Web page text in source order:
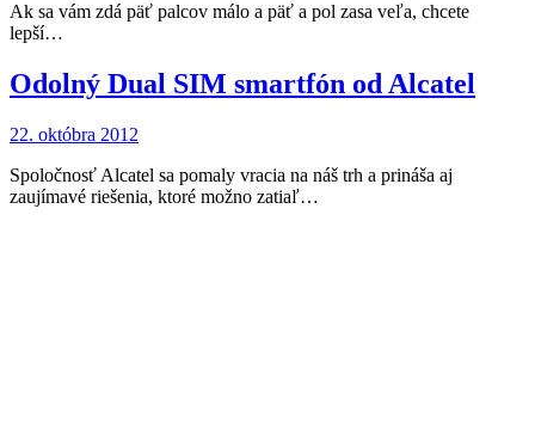
Ak sa vám zdá päť palcov málo a päť a pol zasa veľa, chcete
lepší…
Odolný Dual SIM smartfón od Alcatel
22. októbra 2012
Spoločnosť Alcatel sa pomaly vracia na náš trh a prináša aj
zaujímavé riešenia, ktoré možno zatiaľ…